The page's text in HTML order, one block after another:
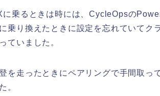
に乗るときは時には、CycleOpsの
乗り換えたときに設定を忘れていてク
ていました。
を走ったときにペアリングで手間取っ
。